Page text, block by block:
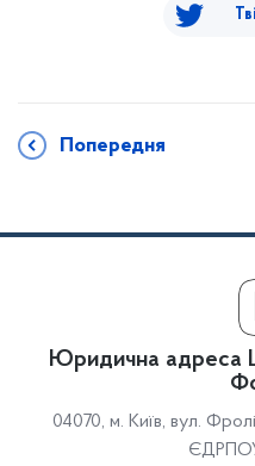
Попередня
Юридична адреса
04070, м. Київ, вул.